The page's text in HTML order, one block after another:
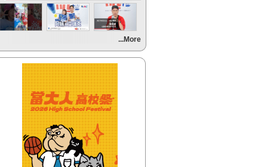
夜貓DJ-Dennis
【Next】
(聯播)
夜貓DJ-Dennis
(宜蘭)流行最前線
...More